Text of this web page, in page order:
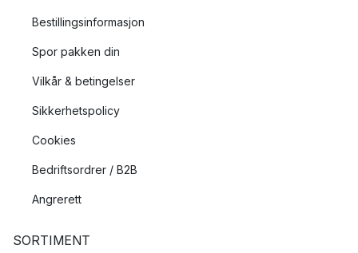
Bestillingsinformasjon
Spor pakken din
Vilkår & betingelser
Sikkerhetspolicy
Cookies
Bedriftsordrer / B2B
Angrerett
SORTIMENT